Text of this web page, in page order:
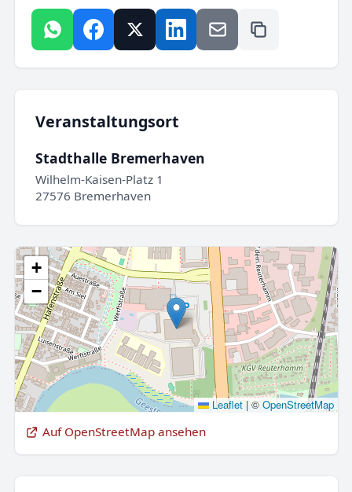
Veranstaltungsort
Stadthalle Bremerhaven
Wilhelm-Kaisen-Platz 1
27576 Bremerhaven
+
−
Leaflet |©OpenStreetMap
Auf OpenStreetMap ansehen